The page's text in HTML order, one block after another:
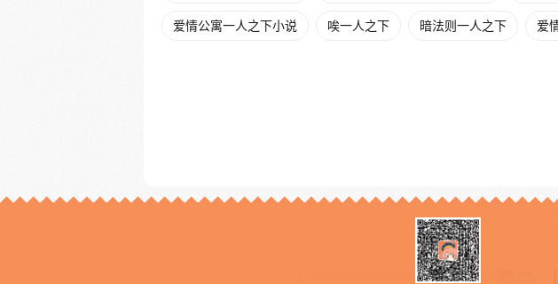
爱情公寓一人之下小说 唉一人之下 暗法则一人之下 爱